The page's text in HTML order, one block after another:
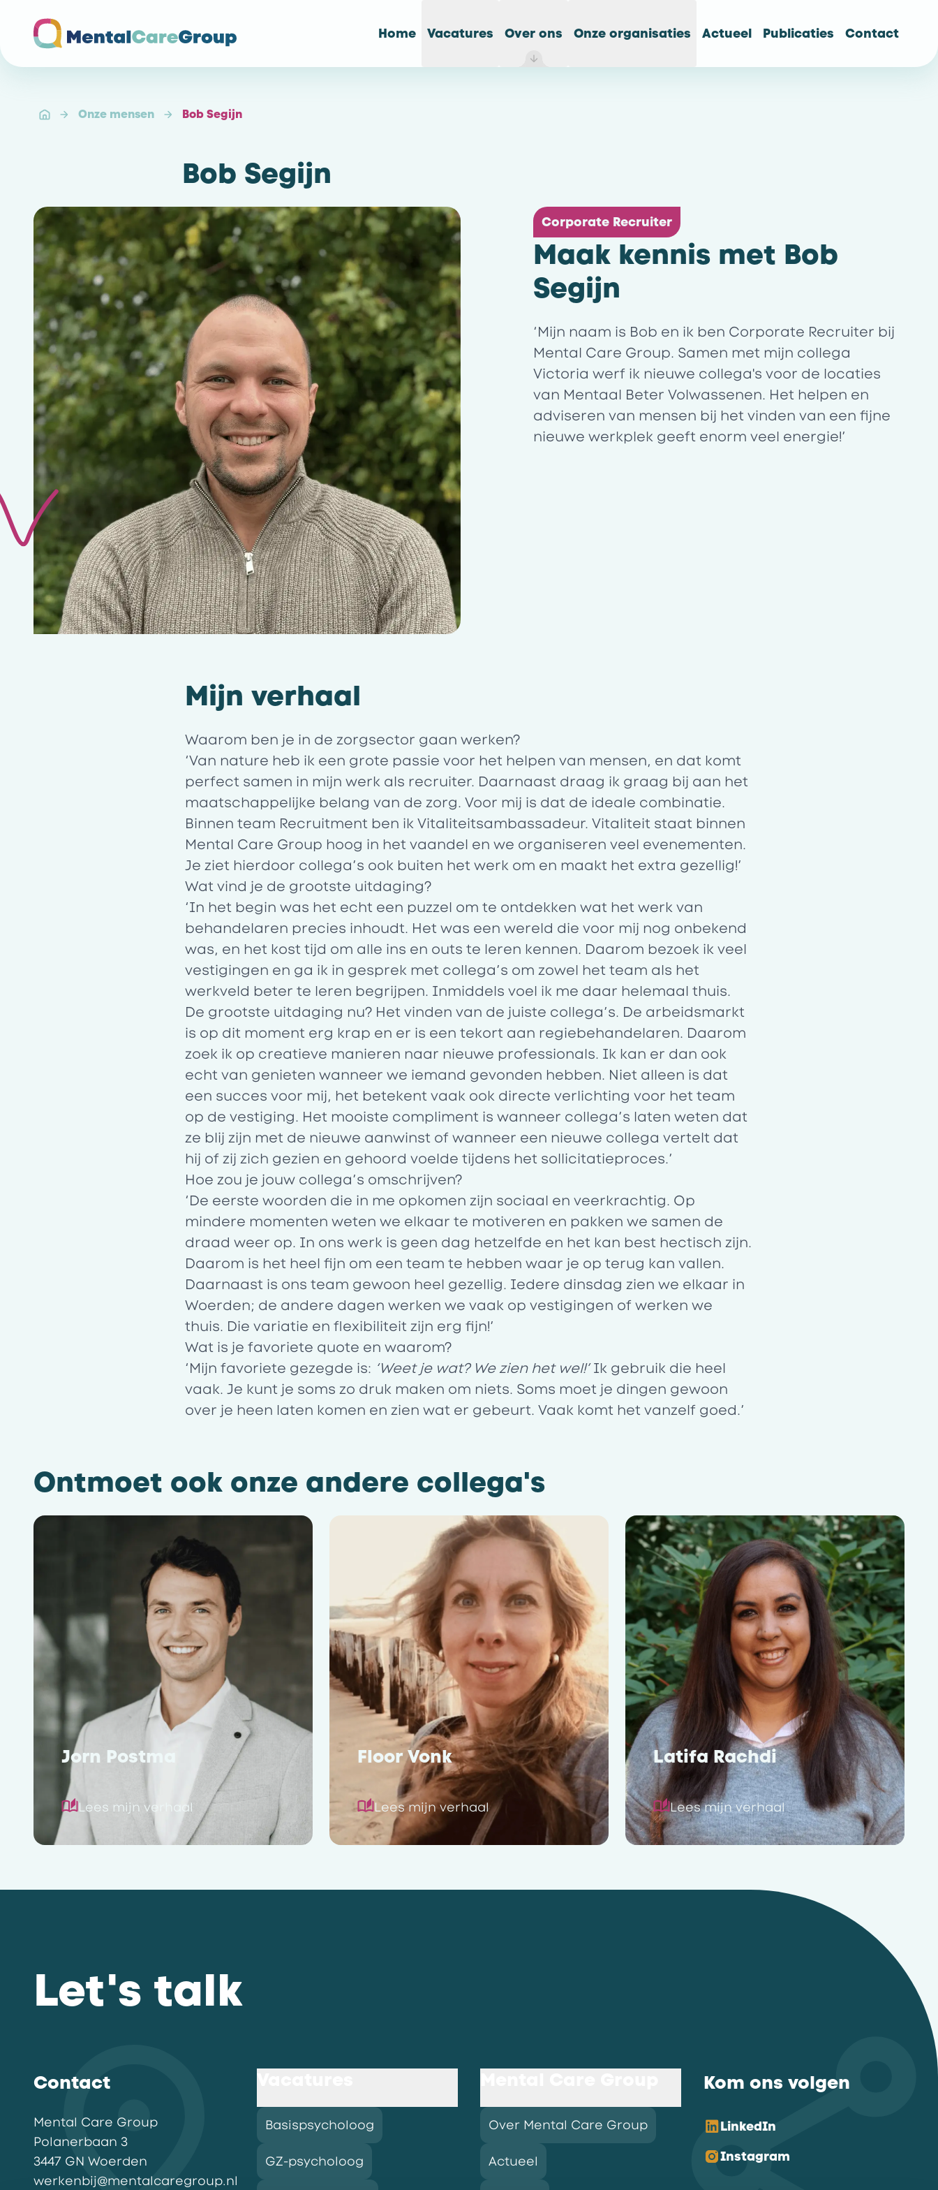
Home Vacatures Over ons Onze organisaties Actueel Publicaties Contact
Onze mensen Bob Segijn
Bob Segijn
Maak kennis met Bob
Segijn
Corporate Recruiter
‘Mijn naam is Bob en ik ben Corporate Recruiter bij
Mental Care Group. Samen met mijn collega
Victoria werf ik nieuwe collega's voor de locaties
van Mentaal Beter Volwassenen. Het helpen en
adviseren van mensen bij het vinden van een fijne
nieuwe werkplek geeft enorm veel energie!’
Mijn verhaal
Waarom ben je in de zorgsector gaan werken?
‘Van nature heb ik een grote passie voor het helpen van mensen, en dat komt
perfect samen in mijn werk als recruiter. Daarnaast draag ik graag bij aan het
maatschappelijke belang van de zorg. Voor mij is dat de ideale combinatie.
Binnen team Recruitment ben ik Vitaliteitsambassadeur. Vitaliteit staat binnen
Mental Care Group hoog in het vaandel en we organiseren veel evenementen.
Je ziet hierdoor collega’s ook buiten het werk om en maakt het extra gezellig!’
Wat vind je de grootste uitdaging?
‘In het begin was het echt een puzzel om te ontdekken wat het werk van
behandelaren precies inhoudt. Het was een wereld die voor mij nog onbekend
was, en het kost tijd om alle ins en outs te leren kennen. Daarom bezoek ik veel
vestigingen en ga ik in gesprek met collega’s om zowel het team als het
werkveld beter te leren begrijpen. Inmiddels voel ik me daar helemaal thuis.
De grootste uitdaging nu? Het vinden van de juiste collega’s. De arbeidsmarkt
is op dit moment erg krap en er is een tekort aan regiebehandelaren. Daarom
zoek ik op creatieve manieren naar nieuwe professionals. Ik kan er dan ook
echt van genieten wanneer we iemand gevonden hebben. Niet alleen is dat
een succes voor mij, het betekent vaak ook directe verlichting voor het team
op de vestiging. Het mooiste compliment is wanneer collega’s laten weten dat
ze blij zijn met de nieuwe aanwinst of wanneer een nieuwe collega vertelt dat
hij of zij zich gezien en gehoord voelde tijdens het sollicitatieproces.’
Hoe zou je jouw collega’s omschrijven?
‘De eerste woorden die in me opkomen zijn sociaal en veerkrachtig. Op
mindere momenten weten we elkaar te motiveren en pakken we samen de
draad weer op. In ons werk is geen dag hetzelfde en het kan best hectisch zijn.
Daarom is het heel fijn om een team te hebben waar je op terug kan vallen.
Daarnaast is ons team gewoon heel gezellig. Iedere dinsdag zien we elkaar in
Woerden; de andere dagen werken we vaak op vestigingen of werken we
thuis. Die variatie en flexibiliteit zijn erg fijn!’
Wat is je favoriete quote en waarom?
‘Mijn favoriete gezegde is: ‘Weet je wat? We zien het wel!’Ik gebruik die heel
vaak. Je kunt je soms zo druk maken om niets. Soms moet je dingen gewoon
over je heen laten komen en zien wat er gebeurt. Vaak komt het vanzelf goed.’
Ontmoet ook onze andere collega's
Jorn Postma
Lees mijn verhaal
Floor Vonk
Lees mijn verhaal
Latifa Rachdi
Lees mijn verhaal
Let's talk
Contact
Mental Care Group
Polanerbaan 3
3447 GN Woerden
werkenbij@mentalcaregroup.nl
Basispsycholoog
GZ-psycholoog
Over Mental Care Group
Actueel
Kom ons volgen
LinkedIn
Instagram